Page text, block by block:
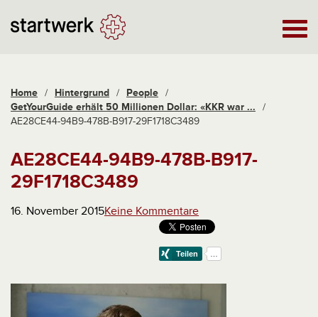
Home / Hintergrund / People /
GetYourGuide erhält 50 Millionen Dollar: «KKR war ...
/
AE28CE44-94B9-478B-B917-29F1718C3489
AE28CE44-94B9-478B-B917-
29F1718C3489
16. November 2015Keine Kommentare